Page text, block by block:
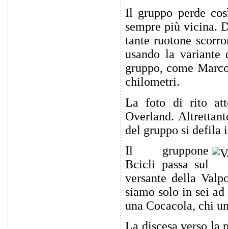
Il gruppo perde
sempre più vicina.
tante ruotone
usando la
gruppo, come
chilometri.
La foto di rito
Overland.
del gruppo si defila
Il gruppone
Bcicli passa sul
versante della
siamo solo in sei
una Cocacola, chi
La discesa verso la